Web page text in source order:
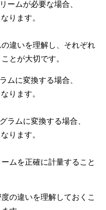
ームが必要な場合、
ります。
違いを理解し、それぞれ
とが大切です。
ムに変換する場合、
ります。
ラムに変換する場合、
ります。
ムを正確に計量すること
の違いを理解しておくこ